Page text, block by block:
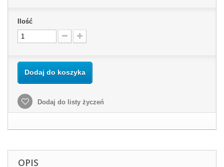
Ilość
Dodaj do koszyka
Dodaj do listy życzeń
OPIS